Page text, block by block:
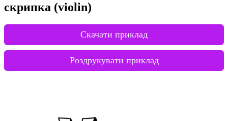
скрипка (violin)
Скачати приклад
Роздрукувати приклад